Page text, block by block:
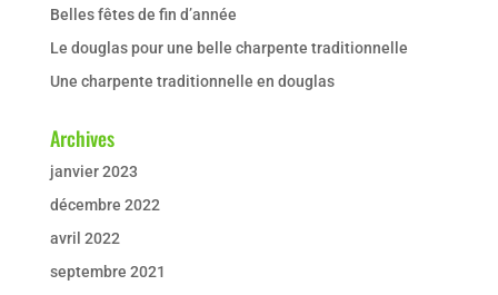
Belles fêtes de fin d’année
Le douglas pour une belle charpente traditionnelle
Une charpente traditionnelle en douglas
Archives
janvier 2023
décembre 2022
avril 2022
septembre 2021